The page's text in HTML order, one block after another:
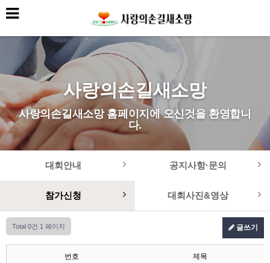
사랑의손길새소망
사랑의손길새소망 홈페이지에 오신것을 환영합니
다.
대회안내 공지사항·문의
참가신청 대회사진&영상
Total 0건 1 페이지 글쓰기
번호 제목